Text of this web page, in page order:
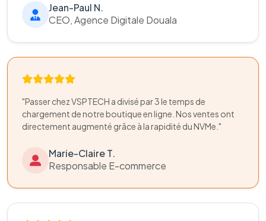
Jean-Paul N.
CEO, Agence Digitale Douala
"Passer chez VSPTECH a divisé par 3 le temps de
chargement de notre boutique en ligne. Nos ventes ont
directement augmenté grâce à la rapidité du NVMe."
Marie-Claire T.
Responsable E-commerce